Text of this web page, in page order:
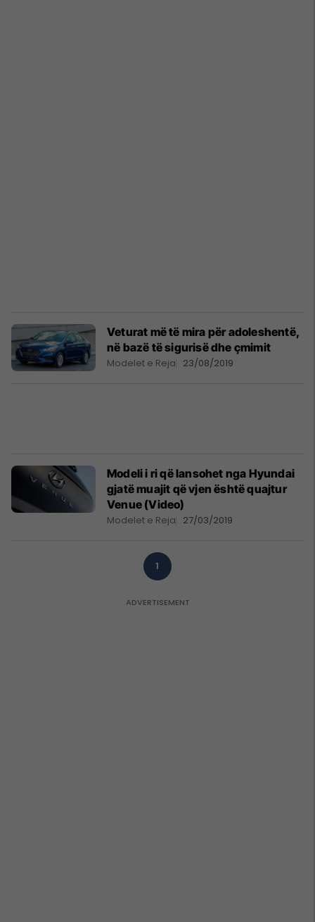
Veturat më të mira për adoleshentë,
në bazë të sigurisë dhe çmimit
Modelet e Reja 23/08/2019
Modeli i ri që lansohet nga Hyundai
gjatë muajit që vjen është quajtur
Venue (Video)
Modelet e Reja 27/03/2019
1